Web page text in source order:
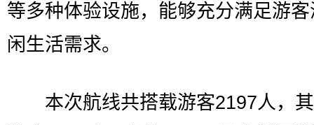
等多种体验设施，能够充分满足游
闲生活需求。
本次航线共搭载游客2197人，